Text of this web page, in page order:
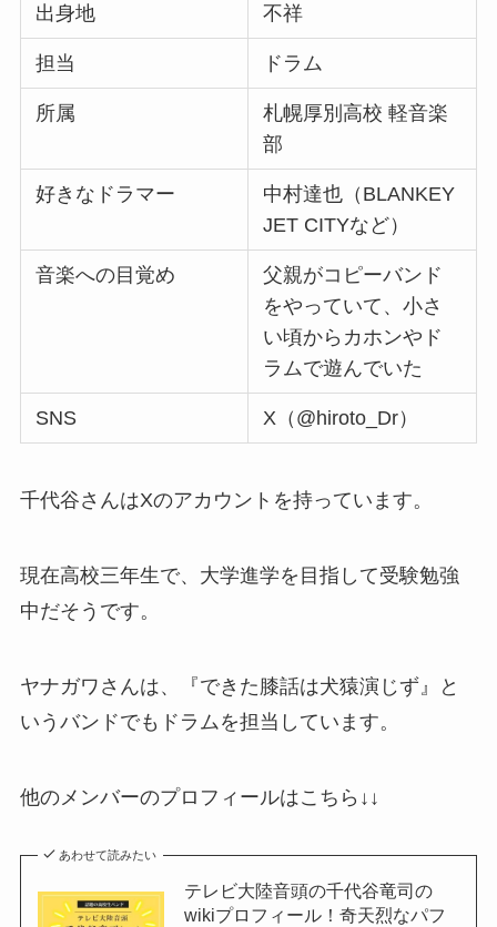
出身地 不祥
担当 ドラム
所属
札幌厚別高校 軽音楽
部
好きなドラマー
中村達也（BLANKEY
JET CITYなど）
音楽への目覚め
父親がコピーバンド
をやっていて、小さ
い頃からカホンやド
ラムで遊んでいた
SNS X（@hiroto_Dr）
千代谷さんはXのアカウントを持っています。
現在高校三年生で、大学進学を目指して受験勉強
中だそうです。
ヤナガワさんは、『できた膝話は犬猿演じず』と
いうバンドでもドラムを担当しています。
他のメンバーのプロフィールはこちら↓↓
あわせて読みたい
テレビ大陸音頭の千代谷竜司の
wikiプロフィール！奇天烈なパフ